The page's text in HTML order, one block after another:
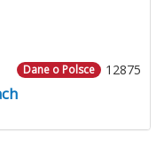
12875
Dane o Polsce